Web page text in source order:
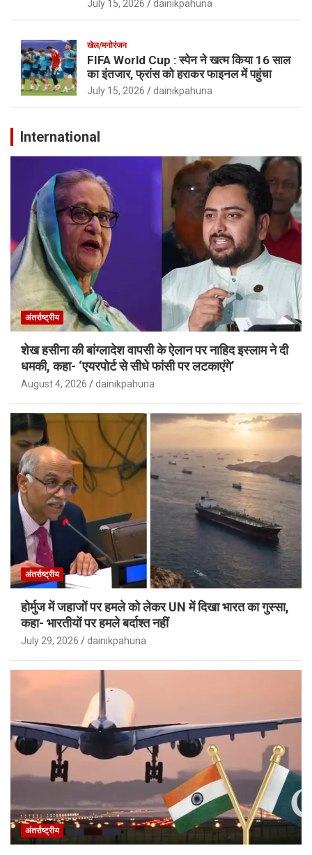
July 15, 2026 dainikpahuna
खेल/मनोरंजन
FIFA World Cup : स्पेन ने खत्म किया 16 साल
का इंतजार, फ्रांस को हराकर फाइनल में पहुंचा
July 15, 2026 dainikpahuna
International
अंतर्राष्ट्रीय
शेख हसीना की बांग्लादेश वापसी के ऐलान पर नाहिद इस्लाम ने दी
धमकी, कहा- ‘एयरपोर्ट से सीधे फांसी पर लटकाएंगे’
August 4, 2026 dainikpahuna
अंतर्राष्ट्रीय
होर्मुज में जहाजों पर हमले को लेकर UN में दिखा भारत का गुस्सा,
कहा- भारतीयों पर हमले बर्दाश्त नहीं
July 29, 2026 dainikpahuna
अंतर्राष्ट्रीय